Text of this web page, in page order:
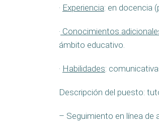
· Experiencia: en docencia
· Conocimientos
ámbito educativo.
· Habilidades:
Descripción del puesto:
– Seguimiento en línea de